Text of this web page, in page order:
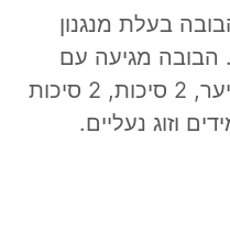
בעלת מנגנון
הבובה מגיעה עם
אביזרים שונים: מברשת שיער, 2 סיכות, 2 סיכות